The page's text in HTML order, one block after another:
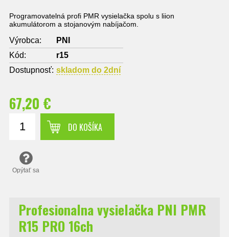
Programovatelná profi PMR vysielačka spolu s liion
akumulátorom a stojanovým nabíjačom.
Výrobca:
PNI
Kód:
r15
Dostupnosť: skladom do 2dní
67,20 €
DO KOŠÍKA
Opýtať sa
Profesionalna vysielačka PNI PMR
R15 PRO 16ch